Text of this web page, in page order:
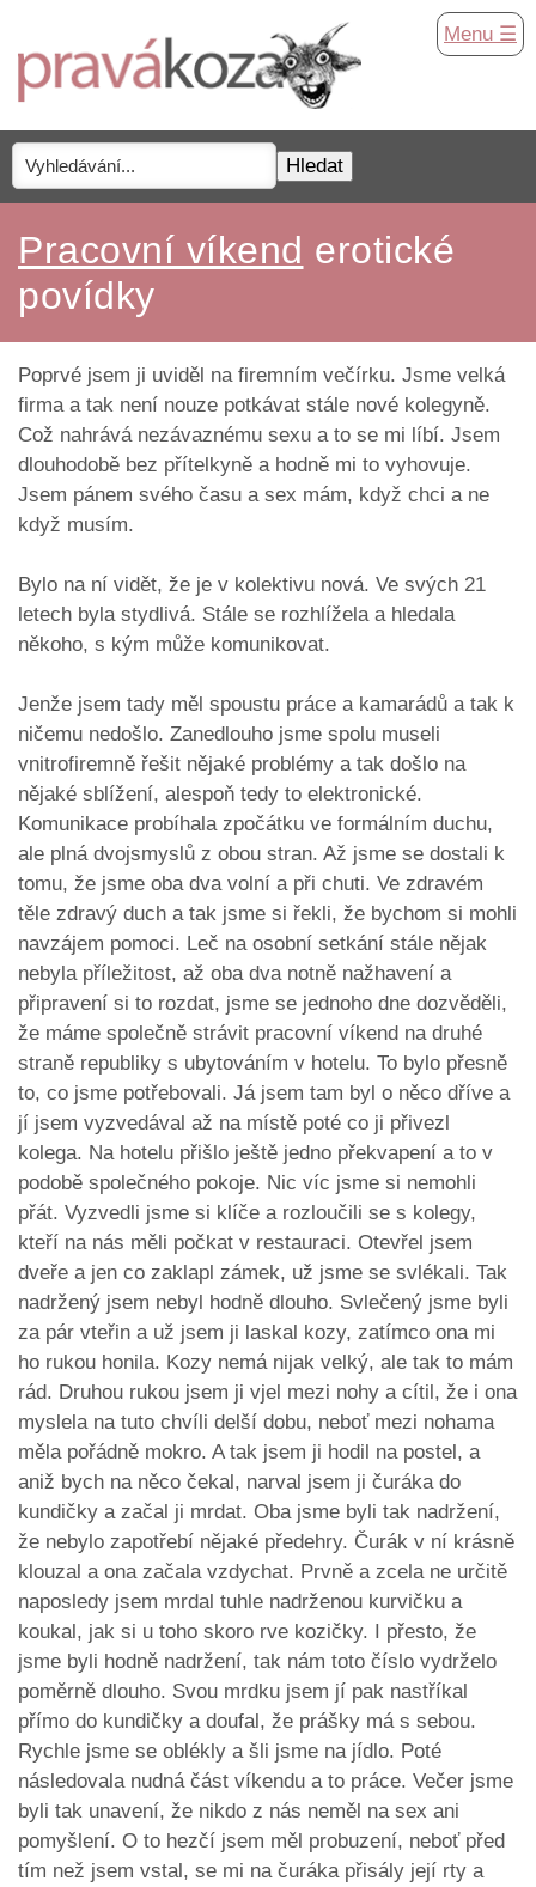
Menu ☰
Pracovní víkend erotické
povídky
Poprvé jsem ji uviděl na firemním večírku. Jsme velká
firma a tak není nouze potkávat stále nové kolegyně.
Což nahrává nezávaznému sexu a to se mi líbí. Jsem
dlouhodobě bez přítelkyně a hodně mi to vyhovuje.
Jsem pánem svého času a sex mám, když chci a ne
když musím.
Bylo na ní vidět, že je v kolektivu nová. Ve svých 21
letech byla stydlivá. Stále se rozhlížela a hledala
někoho, s kým může komunikovat.
Jenže jsem tady měl spoustu práce a kamarádů a tak k
ničemu nedošlo. Zanedlouho jsme spolu museli
vnitrofiremně řešit nějaké problémy a tak došlo na
nějaké sblížení, alespoň tedy to elektronické.
Komunikace probíhala zpočátku ve formálním duchu,
ale plná dvojsmyslů z obou stran. Až jsme se dostali k
tomu, že jsme oba dva volní a při chuti. Ve zdravém
těle zdravý duch a tak jsme si řekli, že bychom si mohli
navzájem pomoci. Leč na osobní setkání stále nějak
nebyla příležitost, až oba dva notně nažhavení a
připravení si to rozdat, jsme se jednoho dne dozvěděli,
že máme společně strávit pracovní víkend na druhé
straně republiky s ubytováním v hotelu. To bylo přesně
to, co jsme potřebovali. Já jsem tam byl o něco dříve a
jí jsem vyzvedával až na místě poté co ji přivezl
kolega. Na hotelu přišlo ještě jedno překvapení a to v
podobě společného pokoje. Nic víc jsme si nemohli
přát. Vyzvedli jsme si klíče a rozloučili se s kolegy,
kteří na nás měli počkat v restauraci. Otevřel jsem
dveře a jen co zaklapl zámek, už jsme se svlékali. Tak
nadržený jsem nebyl hodně dlouho. Svlečený jsme byli
za pár vteřin a už jsem ji laskal kozy, zatímco ona mi
ho rukou honila. Kozy nemá nijak velký, ale tak to mám
rád. Druhou rukou jsem ji vjel mezi nohy a cítil, že i ona
myslela na tuto chvíli delší dobu, neboť mezi nohama
měla pořádně mokro. A tak jsem ji hodil na postel, a
aniž bych na něco čekal, narval jsem ji čuráka do
kundičky a začal ji mrdat. Oba jsme byli tak nadržení,
že nebylo zapotřebí nějaké předehry. Čurák v ní krásně
klouzal a ona začala vzdychat. Prvně a zcela ne určitě
naposledy jsem mrdal tuhle nadrženou kurvičku a
koukal, jak si u toho skoro rve kozičky. I přesto, že
jsme byli hodně nadržení, tak nám toto číslo vydrželo
poměrně dlouho. Svou mrdku jsem jí pak nastříkal
přímo do kundičky a doufal, že prášky má s sebou.
Rychle jsme se oblékly a šli jsme na jídlo. Poté
následovala nudná část víkendu a to práce. Večer jsme
byli tak unavení, že nikdo z nás neměl na sex ani
pomyšlení. O to hezčí jsem měl probuzení, neboť před
tím než jsem vstal, se mi na čuráka přisály její rty a